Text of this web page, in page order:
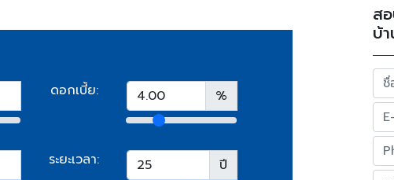
ดอกเบี้ย: %
ระยะเวลา: ปี
ส
บ้